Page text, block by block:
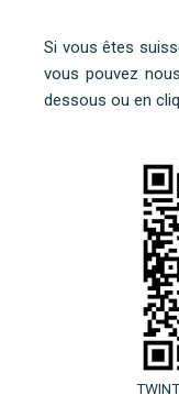
Si vous êtes
vous pouvez
dessous ou en